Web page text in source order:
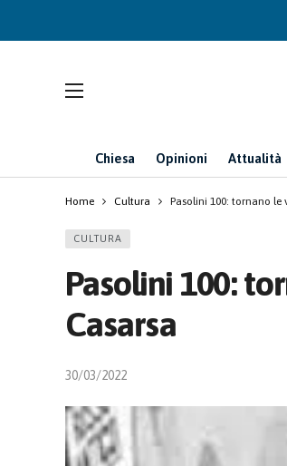
Chiesa Opinioni Attualità
Home Cultura Pasolini 100: tornano le
CULTURA
Pasolini 100:
Casarsa
30/03/2022